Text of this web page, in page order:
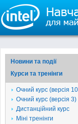
Новини та події
Курси та тренінги
Очний курс (версія
Очний курс (версія 3)
Дистанційний курс
Міні тренінги